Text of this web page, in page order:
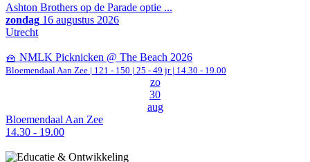
Ashton Brothers op de Parade optie ...
zondag 16 augustus 2026
Utrecht
🧺 NMLK Picknicken @ The Beach 2026
Bloemendaal Aan Zee | 121 - 150 | 25 - 49 jr | 14.30 - 19.00
zo
30
aug
Bloemendaal Aan Zee
14.30 - 19.00